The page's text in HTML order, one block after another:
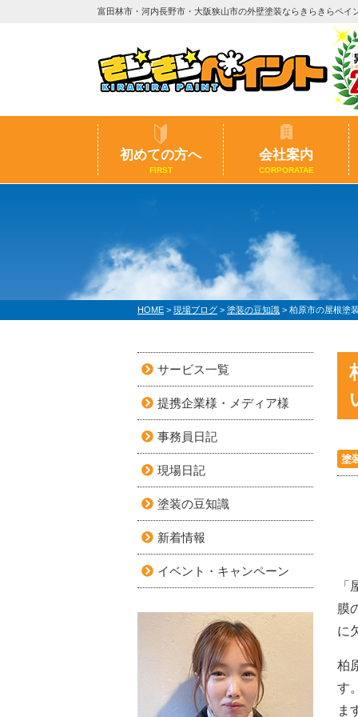
富田林市・河内長野市・大阪狭山市の外壁塗装ならきらきらペイ
初めての方へ
FIRST
会社案内
CORPORATAE
HOME > 現場ブログ > 塗装の豆知識 > 柏原市の屋根塗
塗
膜
に
柏
す
ま
サービス一覧
提携企業様・メディア様
事務員日記
現場日記
塗装の豆知識
新着情報
イベント・キャンペーン